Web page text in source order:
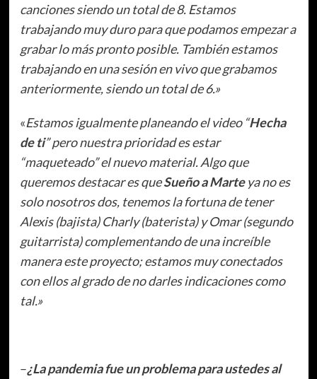
canciones siendo un total de 8. Estamos
trabajando muy duro para que podamos empezar a
grabar lo más pronto posible. También estamos
trabajando en una sesión en vivo que grabamos
anteriormente, siendo un total de 6.»
«Estamos igualmente planeando el video “Hecha
de ti” pero nuestra prioridad es estar
“maqueteado” el nuevo material. Algo que
queremos destacar es queSueño a Marteya no es
solo nosotros dos, tenemos la fortuna de tener
Alexis (bajista) Charly (baterista) y Omar (segundo
guitarrista) complementando de una increíble
manera este proyecto; estamos muy conectados
con ellos al grado de no darles indicaciones como
tal.»
–¿La pandemia fue un problema para ustedes al